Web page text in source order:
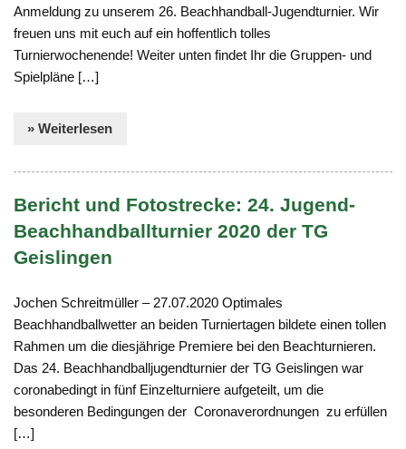
Anmeldung zu unserem 26. Beachhandball-Jugendturnier. Wir
freuen uns mit euch auf ein hoffentlich tolles
Turnierwochenende! Weiter unten findet Ihr die Gruppen- und
Spielpläne […]
» Weiterlesen
Bericht und Fotostrecke: 24. Jugend-
Beachhandballturnier 2020 der TG
Geislingen
Jochen Schreitmüller – 27.07.2020 Optimales
Beachhandballwetter an beiden Turniertagen bildete einen tollen
Rahmen um die diesjährige Premiere bei den Beachturnieren.
Das 24. Beachhandballjugendturnier der TG Geislingen war
coronabedingt in fünf Einzelturniere aufgeteilt, um die
besonderen Bedingungen der Coronaverordnungen zu erfüllen
[…]